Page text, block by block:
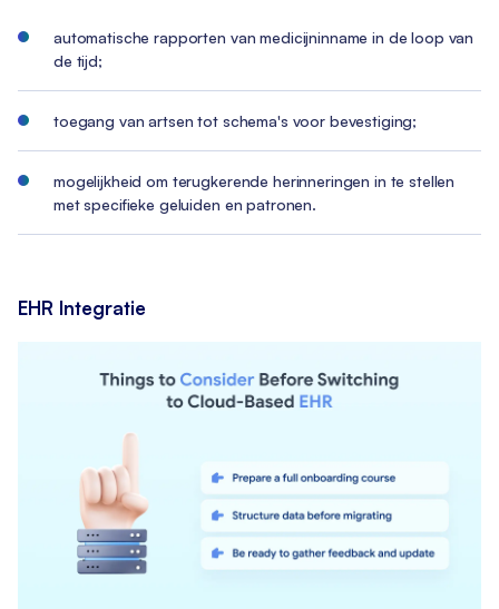
automatische rapporten van medicijninname in de loop van
de tijd;
toegang van artsen tot schema's voor bevestiging;
mogelijkheid om terugkerende herinneringen in te stellen
met specifieke geluiden en patronen.
EHR Integratie